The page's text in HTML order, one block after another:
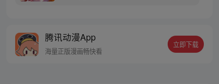
腾讯动漫App
海量正版漫画畅快看
立即下载